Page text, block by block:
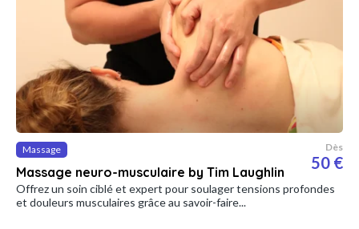
Massage
Massage neuro-musculaire by Tim Laughlin
Dès
50 €
Offrez un soin ciblé et expert pour soulager tensions profondes
et douleurs musculaires grâce au savoir-faire...